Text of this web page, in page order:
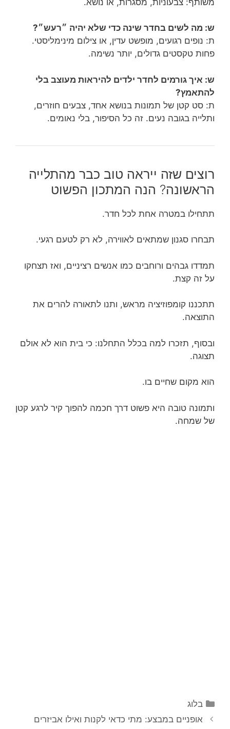
ש: מה לשים בחדר שינה כדי שלא יהיה ״רעש״?
ת: נופים רגועים, מופשט עדין, או צילום מינימליסטי.
פחות טקסטים גדולים, יותר נשימה.
ש: איך גורמים לחדר ילדים להיראות מעוצב בלי
להתאמץ?
ת: סט קטן של תמונות בנושא אחד, צבעים חוזרים,
ותלייה בגובה נעים. זה כל הסיפור, בלי נאומים.
רוצים שזה ייראה טוב כבר מהתלייה
הראשונה? הנה המתכון הפשוט
תתחילו במטרה אחת לכל חדר.
תבחרו סגנון שמתאים לאווירה, לא רק לטעם רגעי.
תמדדו גבהים ורוחבים כמו אנשים רציניים, ואז תצחקו
על זה קצת.
תתכננו קומפוזיציה מראש, ותנו לתאורה להרים את
התוצאה.
ובסוף, תזכרו למה בכלל התחלנו: כי בית הוא לא אולם
תצוגה.
הוא מקום שחיים בו.
ותמונה טובה היא פשוט דרך חכמה להפוך קיר לרגע קטן
של שמחה.
קטגוריות
בלוג
אופניים במבצע: מתי כדאי לקנות ואילו אביזרים